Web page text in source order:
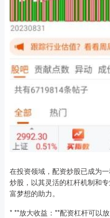
在投资领域，配资炒股已成为
炒股，以其灵活的杠杆机制和
富梦想的助力。
* **放大收益：**配资杠杆可以